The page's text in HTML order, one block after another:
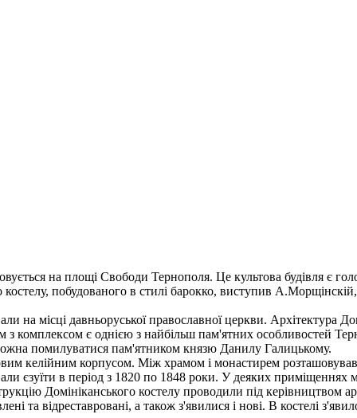
на площі Свободи Тернополя. Це культова будівля є
побудованого в стилі барокко, виступив
на місці давньоруської православної церкви. Архітектура
з комплексом є однією з найбільш пам'ятних особливостей
помилуватися пам'ятником князю Данилу Галицькому.
келійним корпусом. Між храмом і монастирем
єзуїти в період з 1820 по 1848 роки. У деяких приміщеннях
Домініканського костелу проводили під керівництвом
та відреставровані, а також з'явилися і нові. В костелі